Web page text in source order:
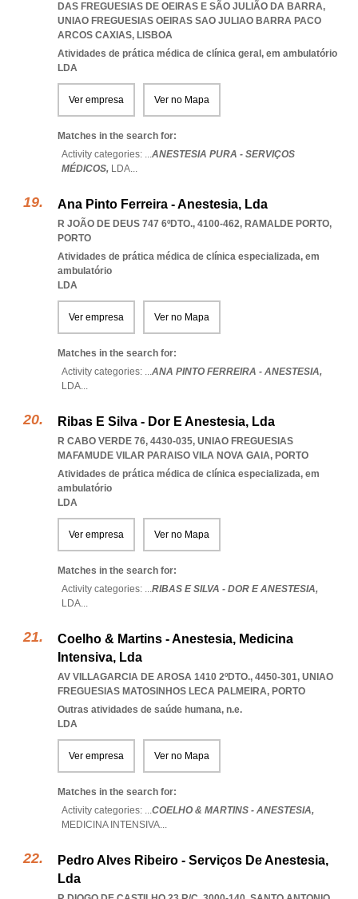
DAS FREGUESIAS DE OEIRAS E SÃO JULIÃO DA BARRA,
UNIAO FREGUESIAS OEIRAS SAO JULIAO BARRA PACO
ARCOS CAXIAS, LISBOA
Atividades de prática médica de clínica geral, em ambulatório
LDA
Ver empresa Ver no Mapa
Matches in the search for:
Activity categories: ...ANESTESIA PURA - SERVIÇOS
MÉDICOS, LDA...
Ana Pinto Ferreira - Anestesia, Lda
R JOÃO DE DEUS 747 6ºDTO., 4100-462, RAMALDE PORTO,
PORTO
Atividades de prática médica de clínica especializada, em
ambulatório
LDA
Ver empresa Ver no Mapa
Matches in the search for:
Activity categories: ...ANA PINTO FERREIRA - ANESTESIA,
LDA...
Ribas E Silva - Dor E Anestesia, Lda
R CABO VERDE 76, 4430-035, UNIAO FREGUESIAS
MAFAMUDE VILAR PARAISO VILA NOVA GAIA, PORTO
Atividades de prática médica de clínica especializada, em
ambulatório
LDA
Ver empresa Ver no Mapa
Matches in the search for:
Activity categories: ...RIBAS E SILVA - DOR E ANESTESIA,
LDA...
Coelho & Martins - Anestesia, Medicina
Intensiva, Lda
AV VILLAGARCIA DE AROSA 1410 2ºDTO., 4450-301, UNIAO
FREGUESIAS MATOSINHOS LECA PALMEIRA, PORTO
Outras atividades de saúde humana, n.e.
LDA
Ver empresa Ver no Mapa
Matches in the search for:
Activity categories: ...COELHO & MARTINS - ANESTESIA,
MEDICINA INTENSIVA...
Pedro Alves Ribeiro - Serviços De Anestesia,
Lda